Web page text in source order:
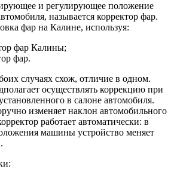
и регулирующее положение
называется корректор фар.
фар на Калине, используя:
фар Калины;
фар.
случаях схож, отличие в одном.
осуществлять коррекцию при
в салоне автомобиля.
изменяет наклон автомобильного
работает автоматически: в
машины устройство меняет